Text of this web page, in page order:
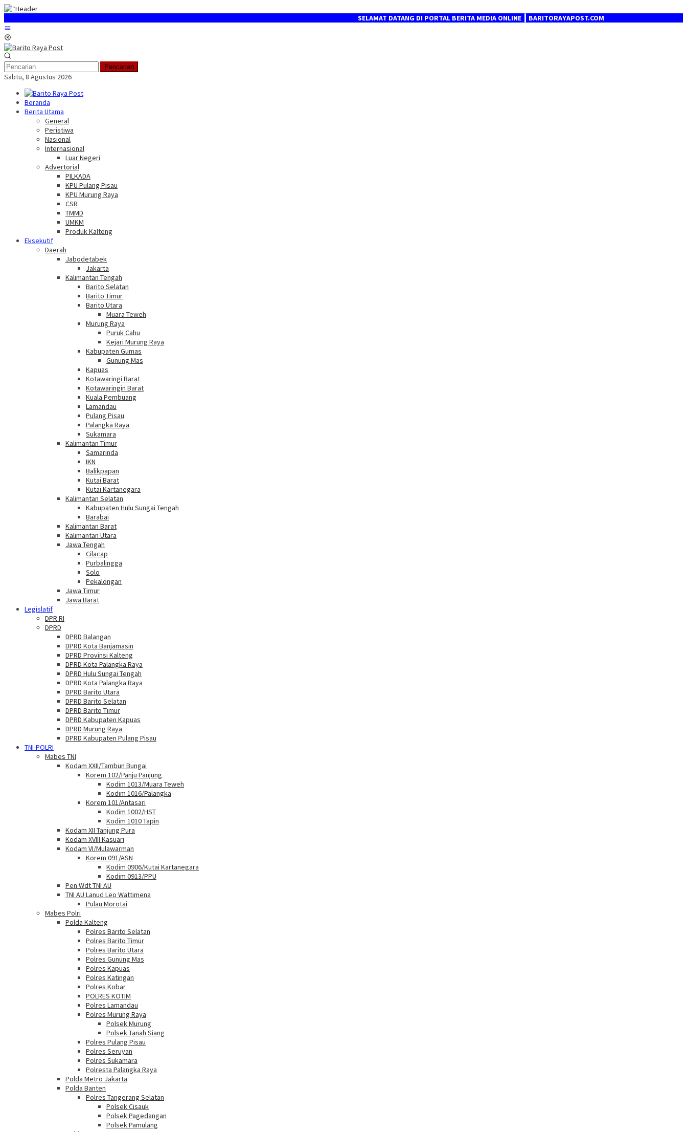
Loncat
konten
SELAMAT DATANG DI PORTAL BERITA MEDIA ONLINE ┃ BARITORAYAPOST.COM
Pencarian
Sabtu, 8 Agustus 2026
Beranda
Berita Utama
General
Peristiwa
Nasional
Internasional
Luar Negeri
Advertorial
PILKADA
KPU Pulang Pisau
KPU Murung Raya
CSR
TMMD
UMKM
Produk Kalteng
Eksekutif
Daerah
Jabodetabek
Jakarta
Kalimantan Tengah
Barito Selatan
Barito Timur
Barito Utara
Muara Teweh
Murung Raya
Puruk Cahu
Kejari Murung Raya
Kabupaten Gumas
Gunung Mas
Kapuas
Kotawaringi Barat
Kotawaringin Barat
Kuala Pembuang
Lamandau
Pulang Pisau
Palangka Raya
Sukamara
Kalimantan Timur
Samarinda
IKN
Balikpapan
Kutai Barat
Kutai Kartanegara
Kalimantan Selatan
Kabupaten Hulu Sungai Tengah
Barabai
Kalimantan Barat
Kalimantan Utara
Jawa Tengah
Cilacap
Purbalingga
Solo
Pekalongan
Jawa Timur
Jawa Barat
Legislatif
DPR RI
DPRD
DPRD Balangan
DPRD Kota Banjamasin
DPRD Provinsi Kalteng
DPRD Kota Palangka Raya
DPRD Hulu Sungai Tengah
DPRD Kota Palangka Raya
DPRD Barito Utara
DPRD Barito Selatan
DPRD Barito Timur
DPRD Kabupaten Kapuas
DPRD Murung Raya
DPRD Kabupaten Pulang Pisau
TNI-POLRI
Mabes TNI
Kodam XXII/Tambun Bungai
Korem 102/Panju Panjung
Kodim 1013/Muara Teweh
Kodim 1016/Palangka
Korem 101/Antasari
Kodim 1002/HST
Kodim 1010 Tapin
Kodam XII Tanjung Pura
Kodam XVIII Kasuari
Kodam VI/Mulawarman
Korem 091/ASN
Kodim 0906/Kutai Kartanegara
Kodim 0913/PPU
Pen Wdt TNI AU
TNI AU Lanud Leo Wattimena
Pulau Morotai
Mabes Polri
Polda Kalteng
Polres Barito Selatan
Polres Barito Timur
Polres Barito Utara
Polres Gunung Mas
Polres Kapuas
Polres Katingan
Polres Kobar
POLRES KOTIM
Polres Lamandau
Polres Murung Raya
Polsek Murung
Polsek Tanah Siang
Polres Pulang Pisau
Polres Seruyan
Polres Sukamara
Polresta Palangka Raya
Polda Metro Jakarta
Polda Banten
Polres Tangerang Selatan
Polsek Cisauk
Polsek Pagedangan
Polsek Pamulang